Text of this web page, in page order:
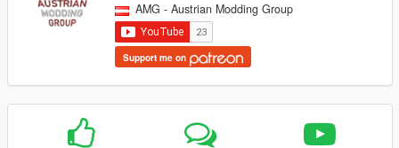
AMG - Austrian Modding Group
Support me on